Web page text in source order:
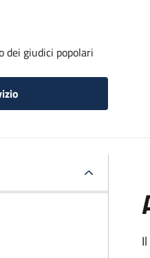
dei giudici popolari